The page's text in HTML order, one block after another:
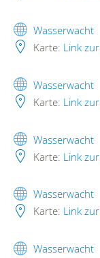
Wasserwacht
Karte: Link
Wasserwacht
Karte: Link
Wasserwacht
Karte: Link
Wasserwacht
Karte: Link
Wasserwacht